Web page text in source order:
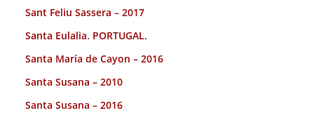
Sant Feliu Sassera – 2017
Santa Eulalia. PORTUGAL.
Santa María de Cayon – 2016
Santa Susana – 2010
Santa Susana – 2016